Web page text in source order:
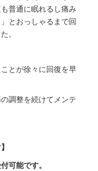
普通に眠れるし痛み
とおっしゃるまで回
。
とが徐々に回復を早
調整を続けてメンテ
可能です。